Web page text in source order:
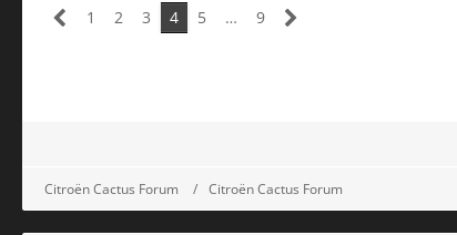
1 2 3 4 5 … 9
Citroën Cactus Forum Citroën Cactus Forum